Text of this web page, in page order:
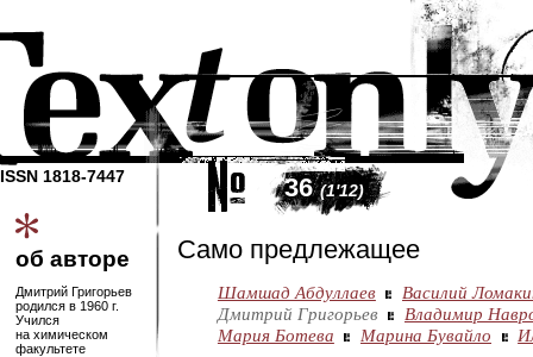
ISSN 1818-7447
об авторе
Дмитрий Григорьев
родился в 1960 г.
Учился
на химическом
факультете
36(1'12)
Само предлежащее
Шамшад Абдуллаев
Василий
Дмитрий Григорьев
Владимир
Мария Ботева
Марина Бувайло